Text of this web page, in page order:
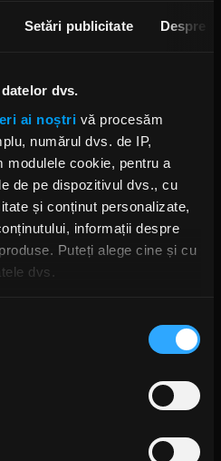
Setări publicitate Despre
dvs.
ai noștri vă procesăm
numărul dvs. de IP,
modulele cookie, pentru a
de pe dispozitivul dvs., cu
și conținut personalizate,
informații despre
Puteți alege cine și cu
dvs.
cu privire la locația dvs.
scanândul-l în mod
specifice (amprentare)
vă preferințele la
secțiunea
News
Day a lansat un canal